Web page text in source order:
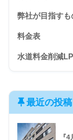
弊社が目指すも
料金表
水道料金削減LP
最近の投稿
『